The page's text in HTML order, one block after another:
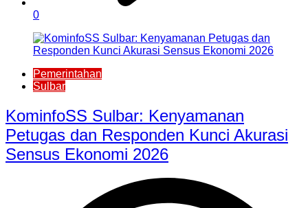
0
Pemerintahan
Sulbar
KominfoSS Sulbar: Kenyamanan
Petugas dan Responden Kunci Akurasi
Sensus Ekonomi 2026